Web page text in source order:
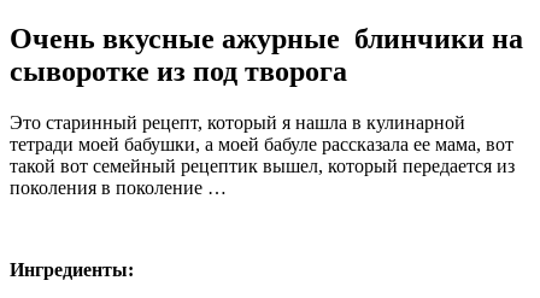
Очень вкусные ажурные блинчики на
сыворотке из под творога
Это старинный рецепт, который я нашла в кулинарной
тетради моей бабушки, а моей бабуле рассказала ее мама, вот
такой вот семейный рецептик вышел, который передается из
поколения в поколение …
Ингредиенты: